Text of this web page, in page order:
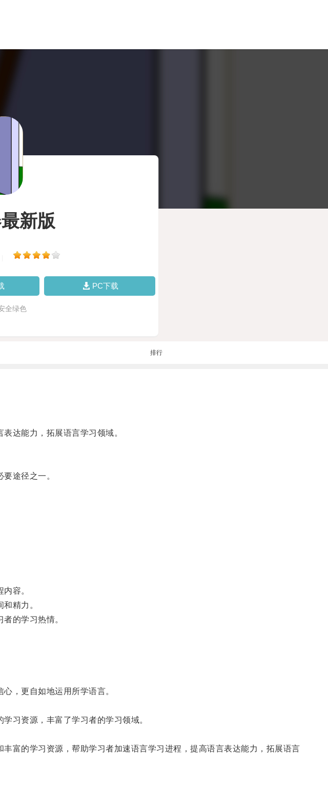
新版
PC下载
全绿色
排行
达能力，拓展语言学习领域。
途径之一。
容。
精力。
的学习热情。
，更自如地运用所学语言。
习资源，丰富了学习者的学习领域。
的学习资源，帮助学习者加速语言学习进程，提高语言表达能力，拓展语言